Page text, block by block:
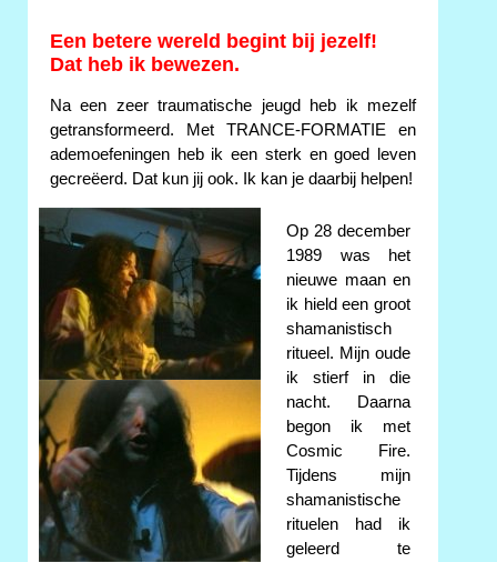
Een betere wereld begint bij jezelf!
Dat heb ik bewezen.
Na een zeer traumatische jeugd heb ik mezelf
getransformeerd. Met TRANCE-FORMATIE en
ademoefeningen heb ik een sterk en goed leven
gecreëerd. Dat kun jij ook. Ik kan je daarbij helpen!
Op 28 december
1989 was het
nieuwe maan en
ik hield een groot
shamanistisch
ritueel. Mijn oude
ik stierf in die
nacht. Daarna
begon ik met
Cosmic Fire.
Tijdens mijn
shamanistische
rituelen had ik
geleerd te